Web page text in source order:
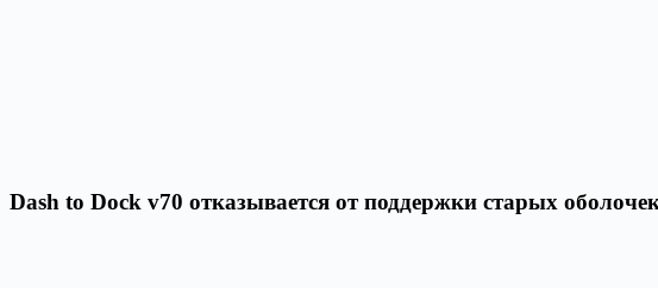
Dash to Dock v70 отказывается от поддержки старых